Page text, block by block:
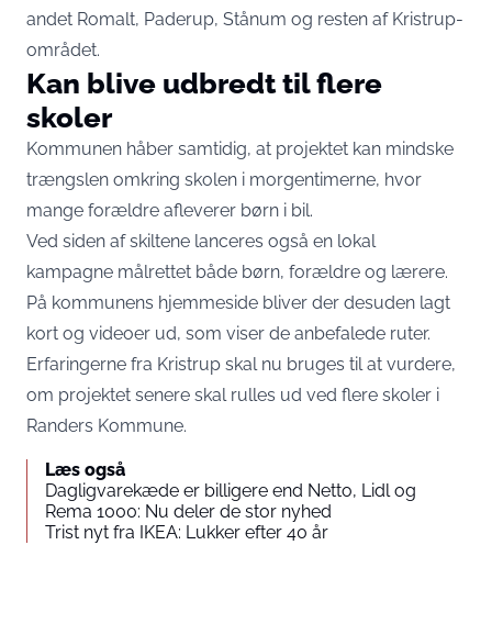
andet Romalt, Paderup, Stånum og resten af Kristrup-
området.
Kan blive udbredt til flere
skoler
Kommunen håber samtidig, at projektet kan mindske
trængslen omkring skolen i morgentimerne, hvor
mange forældre afleverer børn i bil.
Ved siden af skiltene lanceres også en lokal
kampagne målrettet både børn, forældre og lærere.
På kommunens hjemmeside bliver der desuden lagt
kort og videoer ud, som viser de anbefalede ruter.
Erfaringerne fra Kristrup skal nu bruges til at vurdere,
om projektet senere skal rulles ud ved flere skoler i
Randers Kommune.
Læs også
Dagligvarekæde er billigere end Netto, Lidl og
Rema 1000: Nu deler de stor nyhed
Trist nyt fra IKEA: Lukker efter 40 år